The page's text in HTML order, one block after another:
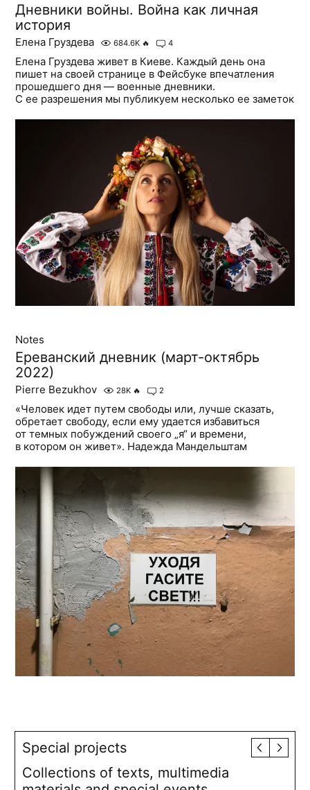
Дневники войны. Война как личная
история
Елена Груздева 684.6K 🔥 4
Елена Груздева живет в Киеве. Каждый день она
пишет на своей странице в Фейсбуке впечатления
прошедшего дня — военные дневники.
С ее разрешения мы публикуем несколько ее заметок
Notes
Ереванский дневник (март-октябрь
2022)
Pierre Bezukhov 28K 🔥 2
«Человек идет путем свободы или, лучше сказать,
обретает свободу, если ему удается избавиться
от темных побуждений своего „я“ и времени,
в котором он живет». Надежда Мандельштам
Special projects
Collections of texts, multimedia